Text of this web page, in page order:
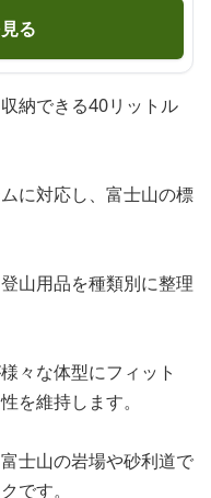
る
納できる40リットル
に対応し、富士山の標
山用品を種類別に整理
々な体型にフィット
を維持します。
士山の岩場や砂利道で
です。